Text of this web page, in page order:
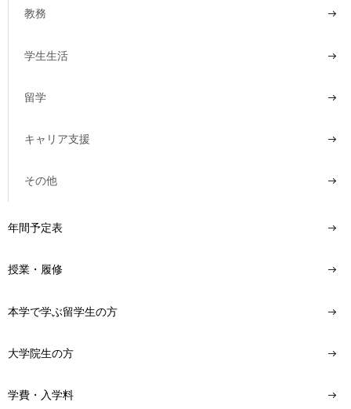
教務
学生生活
留学
キャリア支援
その他
年間予定表
授業・履修
本学で学ぶ留学生の方
大学院生の方
学費・入学料